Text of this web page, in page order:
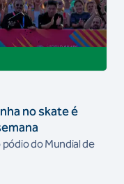
no skate é
do Mundial de